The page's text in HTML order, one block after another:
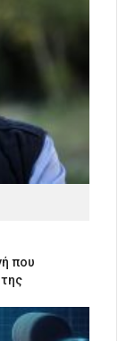
που